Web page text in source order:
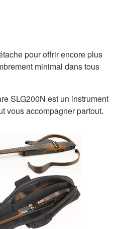
pour offrir encore plus
minimal dans tous
SLG200N est un instrument
vous accompagner partout.